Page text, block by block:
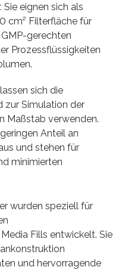
eignen sich als
cm² Filterfläche für
gerechten
Prozessflüssigkeiten
sich die
zur Simulation der
Maßstab verwenden.
Anteil an
und stehen für
minimierten
wurden speziell für
Fills entwickelt. Sie
und hervorragende